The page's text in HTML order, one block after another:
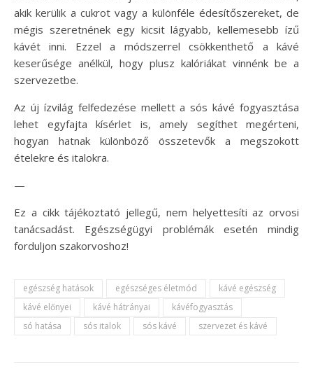
akik kerülik a cukrot vagy a különféle édesítőszereket, de
mégis szeretnének egy kicsit lágyabb, kellemesebb ízű
kávét inni. Ezzel a módszerrel csökkenthető a kávé
keserűsége anélkül, hogy plusz kalóriákat vinnénk be a
szervezetbe.
Az új ízvilág felfedezése mellett a sós kávé fogyasztása
lehet egyfajta kísérlet is, amely segíthet megérteni,
hogyan hatnak különböző összetevők a megszokott
ételekre és italokra.
—
Ez a cikk tájékoztató jellegű, nem helyettesíti az orvosi
tanácsadást. Egészségügyi problémák esetén mindig
forduljon szakorvoshoz!
egészség hatások egészséges életmód
kávé egészség
kávé előnyei
kávé hátrányai
kávéfogyasztás
só hatása
sós italok sós kávé szervezet és kávé